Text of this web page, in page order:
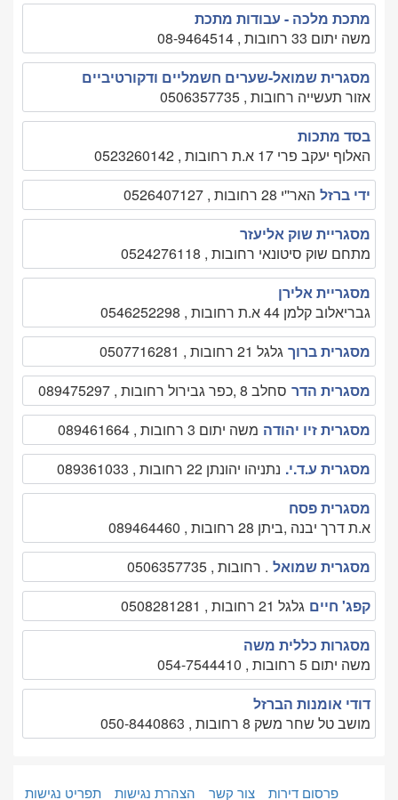
מתכת מלכה - עבודות מתכת
משה יתום 33 רחובות , 08-9464514
מסגרית שמואל-שערים חשמליים ודקורטיביים
אזור תעשייה רחובות , 0506357735
בסד מתכות
האלוף יעקב פרי 17 א.ת רחובות , 0523260142
ידי ברזל האר''י 28 רחובות , 0526407127
מסגריית שוק אליעזר
מתחם שוק סיטונאי רחובות , 0524276118
מסגריית אלירן
גבריאלוב קלמן 44 א.ת רחובות , 0546252298
מסגרית ברוך גלגל 21 רחובות , 0507716281
מסגרית הדר סחלב 8 ,כפר גבירול רחובות , 089475297
מסגרית זיו יהודה משה יתום 3 רחובות , 089461664
מסגרית ע.ד.י. נתניהו יהונתן 22 רחובות , 089361033
מסגרית פסח
א.ת דרך יבנה ,ביתן 28 רחובות , 089464460
מסגרית שמואל . רחובות , 0506357735
קפג' חיים גלגל 21 רחובות , 0508281281
מסגרות כללית משה
משה יתום 5 רחובות , 054-7544410
דודי אומנות הברזל
מושב טל שחר משק 8 רחובות , 050-8440863
פרסום דירות צור קשר הצהרת נגישות תפריט נגישות